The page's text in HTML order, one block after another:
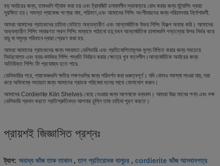
বড় অর্ডারের জন্য, তাকগুলি স্ট্যাক করা হয় এবং ট্রানজিট চলাকালীন স্থানান্তর রোধ করার জন্য স্ট্র্যাপিং দ্বারা
সুরক্ষিত হয়। সমস্ত প্যাকেজ পণ্যের নাম, পরিমাণ,এবং আমাদের শিপিং অংশীদারদের জন্য পরিচালনার নির্দেশাবলী.
আমরা আমাদের গ্রাহকদের চাহিদা মেটাতে অভ্যন্তরীণ এবং আন্তর্জাতিক উভয় শিপিং বিকল্প অফার করি। আমাদের
অভ্যন্তরীণ শিপিং সাধারণত স্থল শিপিং মাধ্যমে পাঠানো হয়,যখন আন্তর্জাতিক চালানগুলি গন্তব্যের উপর নির্ভর করে
বায়ু বা সমুদ্র পরিবহন দ্বারা প্রেরণ করা হয়.
আমরা আমাদের গ্রাহকদের জন্য সময়মত ডেলিভারি এবং প্রতিযোগিতামূলক মূল্য নিশ্চিত করার জন্য সবচেয়ে
নির্ভরযোগ্য এবং ব্যয়-কার্যকর শিপিং পদ্ধতি নির্বাচন করার ক্ষেত্রে খুব যত্নশীল।আন্তর্জাতিক অর্ডারের জন্য
অতিরিক্ত শিপিং ফি প্রযোজ্য হতে পারে.
ডেলিভারির পরে, প্যাকেজগুলি ক্ষতির লক্ষণগুলির জন্য পরিদর্শন করা গুরুত্বপূর্ণ। যদি কোনও সমস্যা পাওয়া যায়, দয়া
করে অবিলম্বে সহায়তা জন্য আমাদের গ্রাহক পরিষেবা দলের সাথে যোগাযোগ করুন।
আমাদের Cordierite Kiln Shelves বেছে নেওয়ার জন্য আপনাকে ধন্যবাদ। আমরা উচ্চ মানের পণ্য এবং দক্ষ
ডেলিভারি প্রদান করতে প্রতিশ্রুতিবদ্ধ আপনার চুল্লি তাক চাহিদা পূরণ করতে।
প্রায়শই জিজ্ঞাসিত প্রশ্নঃ
ট্যাগ: অবাধ্য ভাঁজ তাক তাকান,তাপ প্রতিরোধক বালুচর , cordierite ভাঁজ আসবাবপত্র